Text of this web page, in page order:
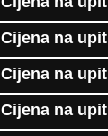
Cijena na upit
Cijena na upit
Cijena na upit